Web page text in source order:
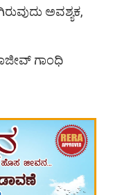
ಅವಶ್ಯಕ,
ಗಾಂಧಿ